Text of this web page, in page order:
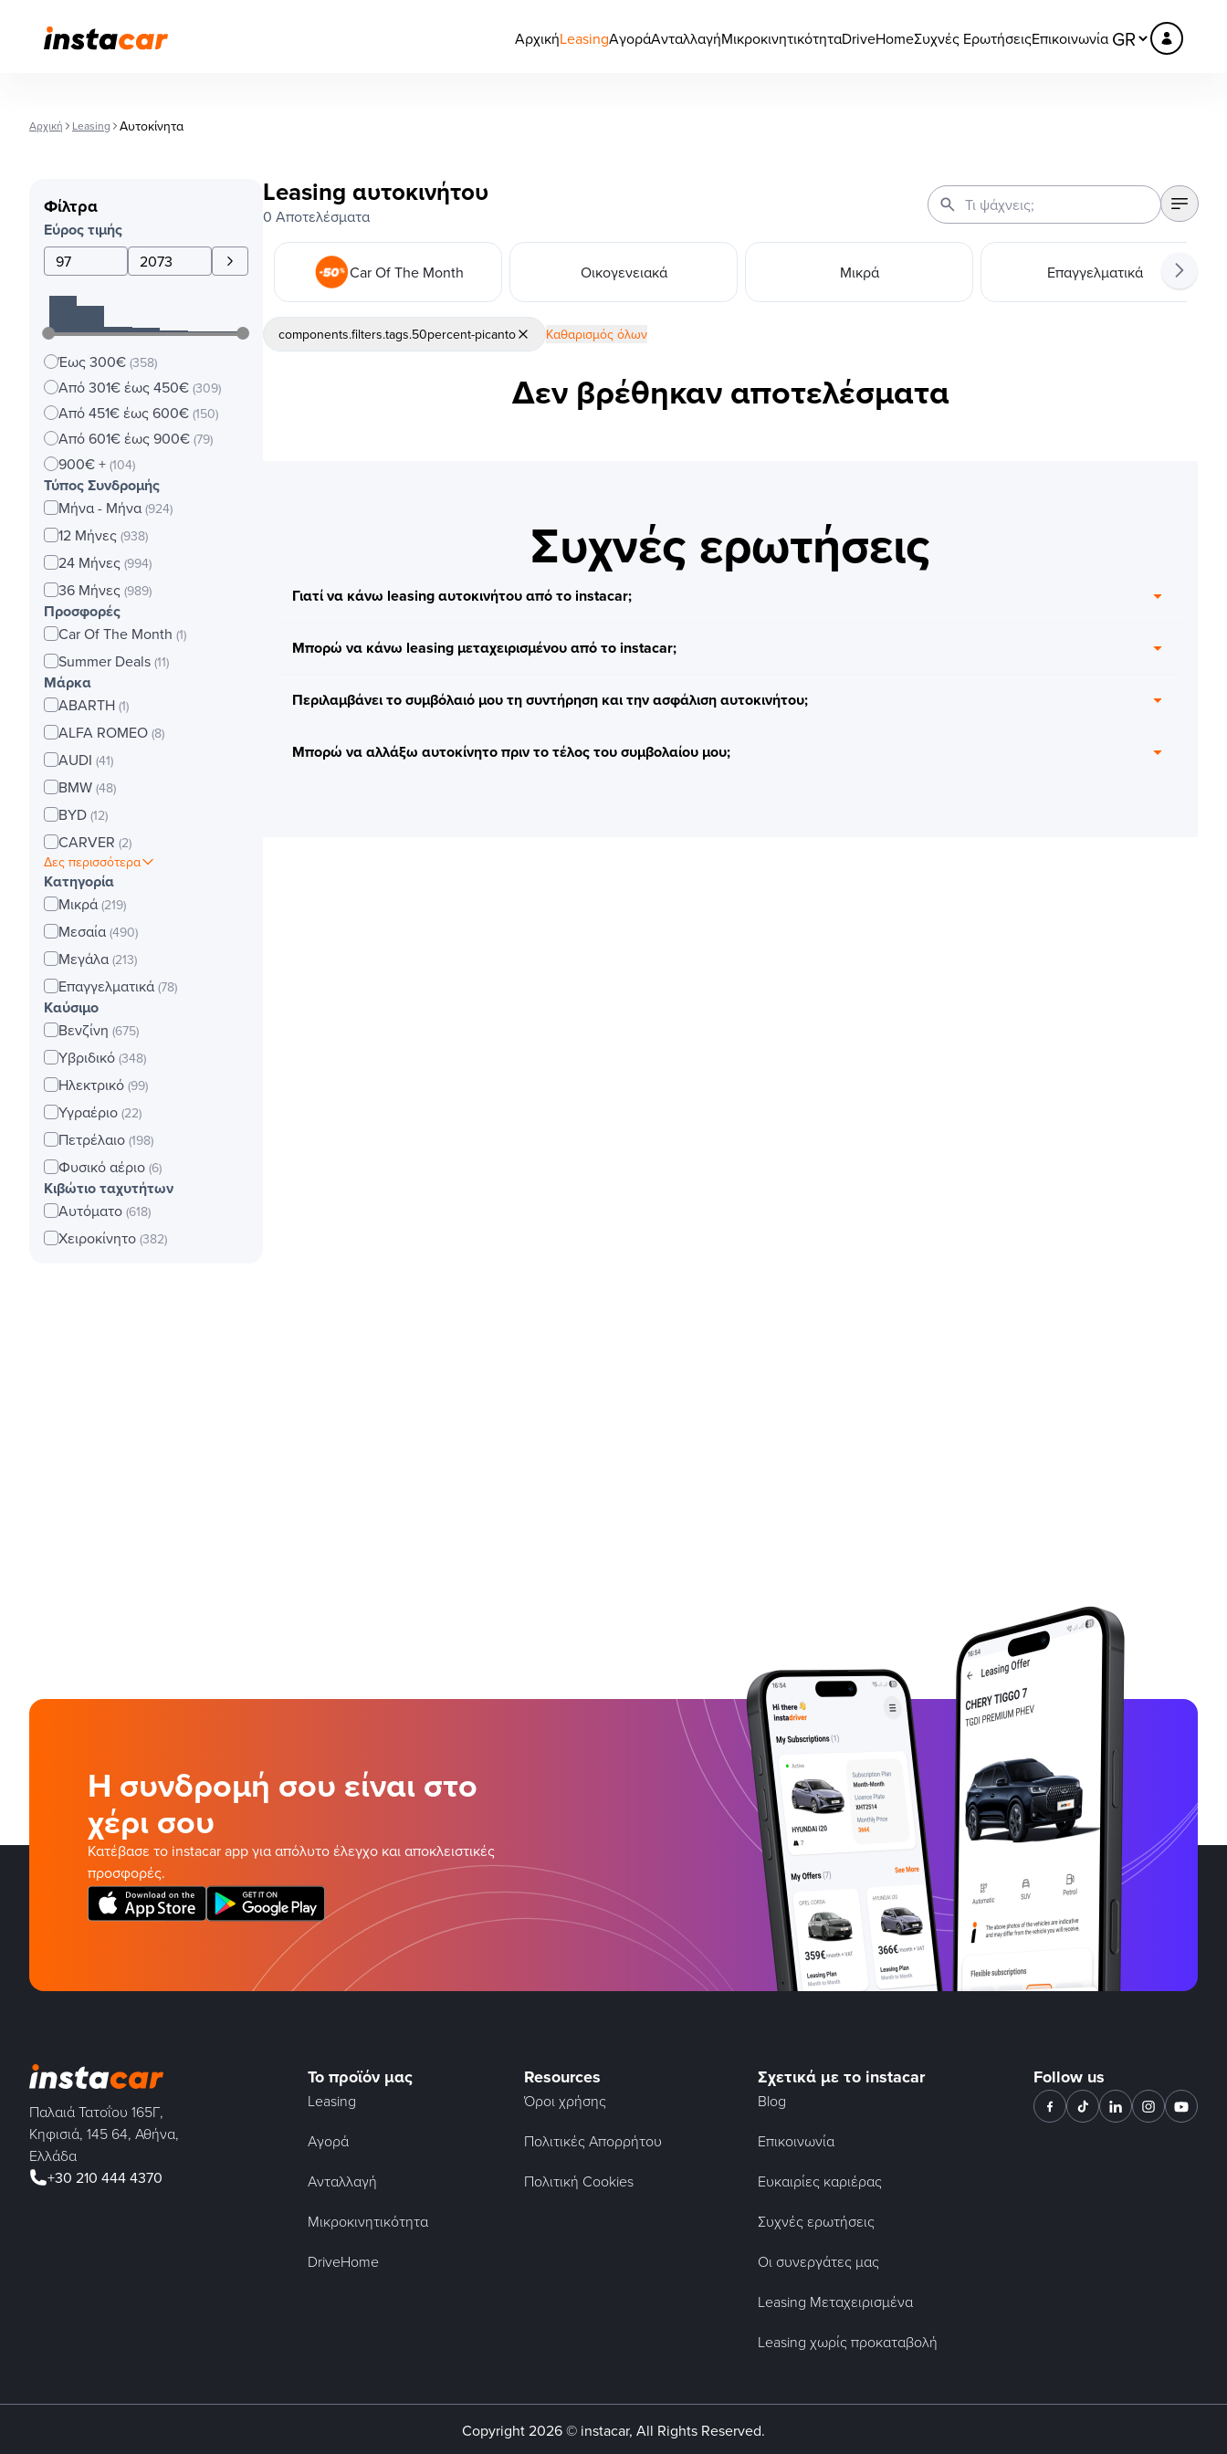
ΑρχικήLeasingΑγοράΑνταλλαγήΜικροκινητικότηταDriveHomeΣυχνές ΕρωτήσειςΕπικοινωνία
Αρχική Leasing Αυτοκίνητα
Φίλτρα
Εύρος τιμής
Έως 300€ (358)
Από 301€ έως 450€ (309)
Από 451€ έως 600€ (150)
Από 601€ έως 900€ (79)
900€ + (104)
Τύπος Συνδρομής
Μήνα - Μήνα (924)
12 Μήνες (938)
24 Μήνες (994)
36 Μήνες (989)
Προσφορές
Car Of The Month (1)
Summer Deals (11)
Μάρκα
ABARTH (1)
ALFA ROMEO (8)
AUDI (41)
BMW (48)
BYD (12)
CARVER (2)
Δες περισσότερα
Κατηγορία
Μικρά (219)
Μεσαία (490)
Μεγάλα (213)
Επαγγελματικά (78)
Καύσιμο
Βενζίνη (675)
Υβριδικό (348)
Ηλεκτρικό (99)
Υγραέριο (22)
Πετρέλαιο (198)
Φυσικό αέριο (6)
Κιβώτιο ταχυτήτων
Αυτόματο (618)
Χειροκίνητο (382)
Leasing αυτοκινήτου
0 Αποτελέσματα
Car Of The Month Οικογενειακά Μικρά Επαγγελματικά
components.filters.tags.50percent-picanto Καθαρισμός όλων
Δεν βρέθηκαν αποτελέσματα
Συχνές ερωτήσεις
Γιατί να κάνω leasing αυτοκινήτου από το instacar;
Μπορώ να κάνω leasing μεταχειρισμένου από το instacar;
Περιλαμβάνει το συμβόλαιό μου τη συντήρηση και την ασφάλιση αυτοκινήτου;
Μπορώ να αλλάξω αυτοκίνητο πριν το τέλος του συμβολαίου μου;
Η συνδρομή σου είναι στο
χέρι σου
Κατέβασε το instacar app για απόλυτο έλεγχο και αποκλειστικές
προσφορές.
Παλαιά Τατοΐου 165Γ,
Κηφισιά, 145 64, Αθήνα,
Ελλάδα
+30 210 444 4370
Το προϊόν μας
Leasing
Αγορά
Ανταλλαγή
Μικροκινητικότητα
DriveHome
Resources
Όροι χρήσης
Πολιτικές Απορρήτου
Πολιτική Cookies
Σχετικά με το instacar
Blog
Επικοινωνία
Ευκαιρίες καριέρας
Συχνές ερωτήσεις
Οι συνεργάτες μας
Leasing Μεταχειρισμένα
Leasing χωρίς προκαταβολή
Follow us
Copyright2026© instacar, All Rights Reserved.